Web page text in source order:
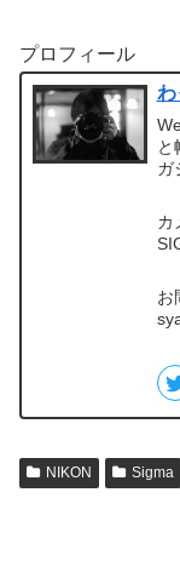
プロフィール
わ
と
ガ
カ
お
NIKON Sigma